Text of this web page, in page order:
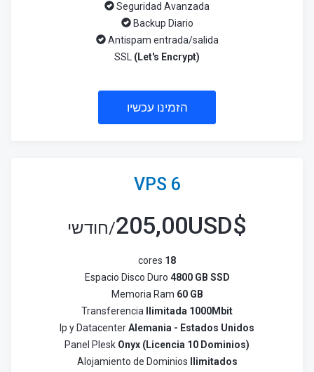
Seguridad Avanzada
Backup Diario
Antispam entrada/salida
SSL (Let's Encrypt)
הזמינו עכשיו
VPS 6
$
205,00USD/חודשי
cores 18
Espacio Disco Duro 4800 GB SSD
Memoria Ram 60 GB
Transferencia
Ilimitada 1000Mbit
Ip y DatacenterAlemania - Estados Unidos
Panel Plesk Onyx (Licencia 10 Dominios)
Alojamiento de Dominios Ilimitados